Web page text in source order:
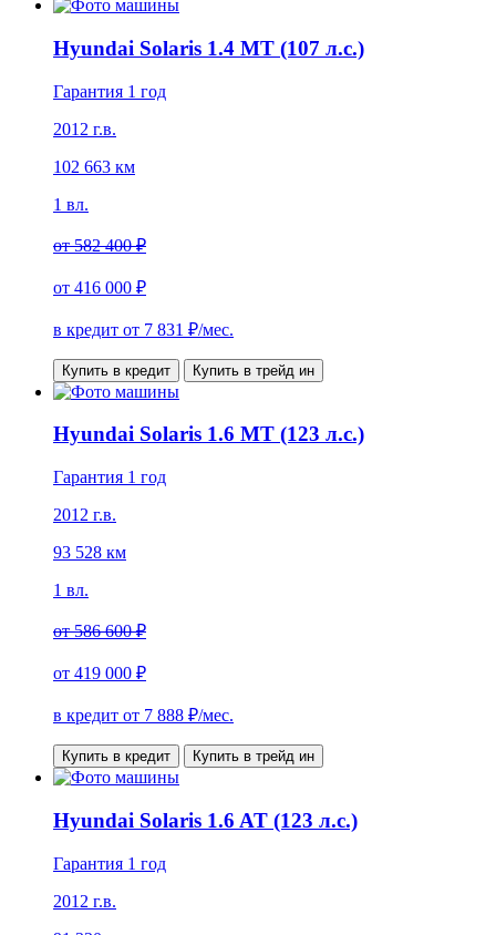
Hyundai Solaris 1.4 MT (107 л.с.)
Гарантия 1 год
2012 г.в.
102 663 км
1 вл.
от582 400 ₽
от 416 000 ₽
в кредит от 7 831 ₽/мес.
Купить в кредит Купить в трейд ин
Hyundai Solaris 1.6 MT (123 л.с.)
Гарантия 1 год
2012 г.в.
93 528 км
1 вл.
от586 600 ₽
от 419 000 ₽
в кредит от 7 888 ₽/мес.
Купить в кредит Купить в трейд ин
Hyundai Solaris 1.6 AT (123 л.с.)
Гарантия 1 год
2012 г.в.